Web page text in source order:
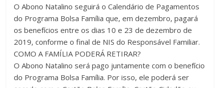
O Abono Natalino seguirá o Calendário de Pagamentos
do Programa Bolsa Família que, em dezembro, pagará
os benefícios entre os dias 10 e 23 de dezembro de
2019, conforme o final de NIS do Responsável Familiar.
COMO A FAMÍLIA PODERÁ RETIRAR?
O Abono Natalino será pago juntamente com o benefício
do Programa Bolsa Família. Por isso, ele poderá ser